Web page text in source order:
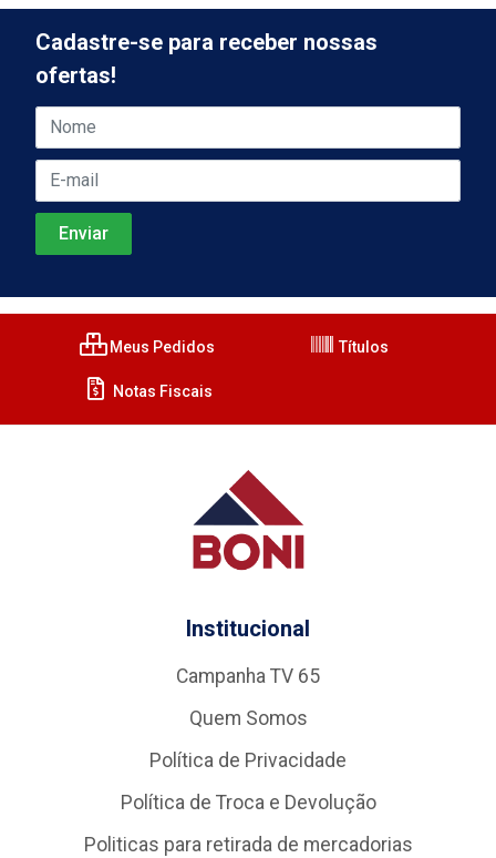
Cadastre-se para receber nossas
ofertas!
Meus Pedidos Títulos
Notas Fiscais
Institucional
Campanha TV 65
Quem Somos
Política de Privacidade
Política de Troca e Devolução
Politicas para retirada de mercadorias